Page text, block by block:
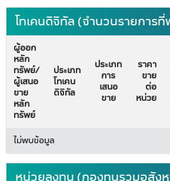
โทเคนดิจิทัล (จำนวนรายการ
ผู้ออก
หลัก
ทรัพย์/
ผู้เสนอ
ขาย
หลัก
ทรัพย์
ประเภท
โทเคน
ดิจิทัล
ประเภท
การ
เสนอ
ขาย
ราคา
ขาย
ต่อ
หน่วย
ไม่พบข้อมูล
หน่วยลงทุน (กองทุนรวมอสัง